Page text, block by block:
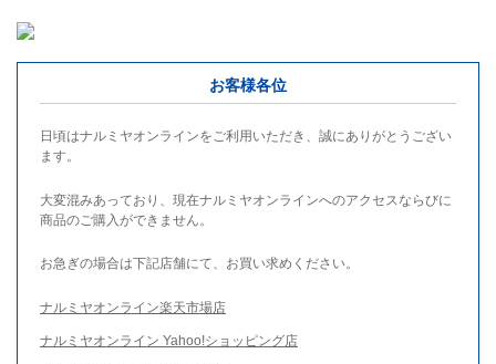
お客様各位
日頃はナルミヤオンラインをご利用いただき、誠にありがとうござい
ます。
大変混みあっており、現在ナルミヤオンラインへのアクセスならびに
商品のご購入ができません。
お急ぎの場合は下記店舗にて、お買い求めください。
ナルミヤオンライン楽天市場店
ナルミヤオンライン Yahoo!ショッピング店